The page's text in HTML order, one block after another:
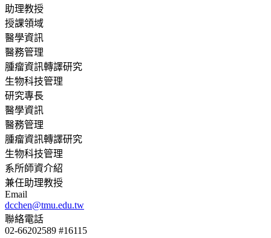
助理教授
授課領域
醫學資訊
醫務管理
腫瘤資訊轉譯研究
生物科技管理
研究專長
醫學資訊
醫務管理
腫瘤資訊轉譯研究
生物科技管理
系所師資介紹
兼任助理教授
Email
dcchen@tmu.edu.tw
聯絡電話
02-66202589 #16115